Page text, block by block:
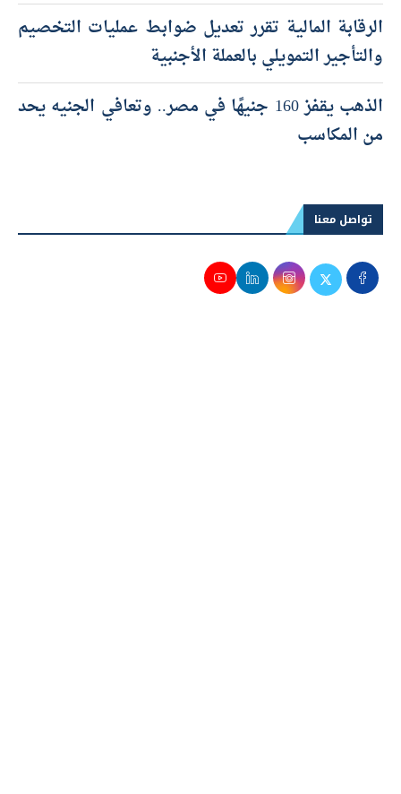
الرقابة المالية تقرر تعديل ضوابط عمليات التخصيم
والتأجير التمويلي بالعملة الأجنبية
الذهب يقفز 160 جنيهًا في مصر.. وتعافي الجنيه يحد
من المكاسب
تواصل معنا